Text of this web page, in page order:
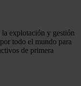
explotación y gestión
todo el mundo para
de primera